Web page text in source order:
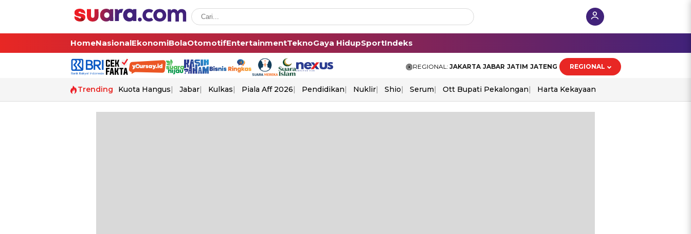
HomeNasionalEkonomiBolaOtomotifEntertainmentTeknoGaya HidupSportIndeks
REGIONAL: JAKARTA JABAR JATIM JATENG REGIONAL
Trending Kuota Hangus Jabar Kulkas Piala Aff 2026 Pendidikan Nuklir Shio Serum Ott Bupati Pekalongan Harta Kekayaan